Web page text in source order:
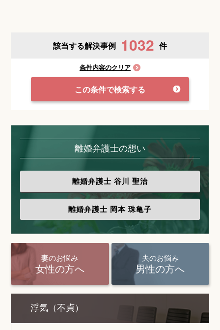
該当する解決事例 1032 件
条件内容のクリア
この条件で検索する
離婚弁護士の想い
離婚弁護士 谷川 聖治
離婚弁護士 岡本 珠亀子
妻のお悩み
女性の方へ
夫のお悩み
男性の方へ
浮気（不貞）